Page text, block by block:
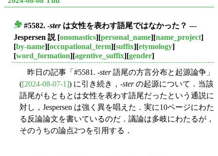
#5582. -sterは女性を表わす語尾ではなかった？ ---
Jespersen 説[onomastics][personal_name][name_project]
[by-name][occupational_term][suffix][etymology]
[word_formation][agentive_suffix][gender]
昨日の記事「#5581. -ster語尾の方言分布と起源論争」
([2024-08-07-1]) に引き続き，-sterの起源について．当該
語尾がもともとは女性を表わす語尾だったという通説に
対し，Jespersen は強く異を唱えた．実に10ページにわた
る反論論文を書いているのだ．議論は多岐にわたるが，
そのうちの論点2つを引用する．